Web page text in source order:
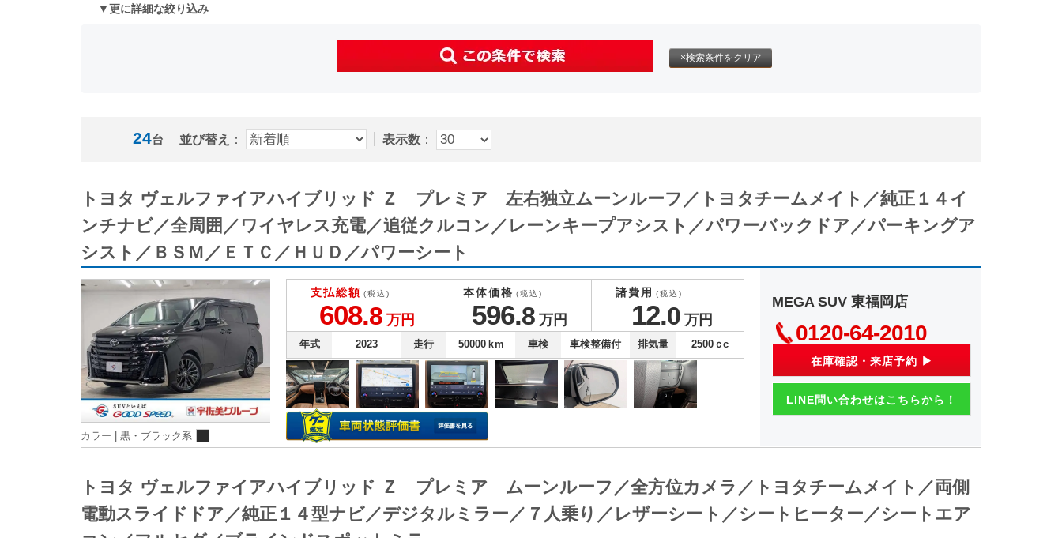
▼更に詳細な絞り込み
×検索条件をクリア
24台 並び替え ： 表示数：
トヨタ ヴェルファイアハイブリッド Ｚ プレミア 左右独立ムーンルーフ／トヨタチームメイト／純正１４イ
ンチナビ／全周囲／ワイヤレス充電／追従クルコン／レーンキープアシスト／パワーバックドア／パーキングア
シスト／ＢＳＭ／ＥＴＣ／ＨＵＤ／パワーシート
カラー | 黒・ブラック系
支払総額 (税込)
608.8 万円
本体価格 (税込)
596.8 万円
諸費用 (税込)
12.0 万円
年式 2023 走行 50000ｋm 車検 車検整備付 排気量 2500 ｃc
MEGA SUV 東福岡店
0120-64-2010
在庫確認・来店予約 ▶
LINE問い合わせはこちらから！
トヨタ ヴェルファイアハイブリッド Ｚ プレミア ムーンルーフ／全方位カメラ／トヨタチームメイト／両側
電動スライドドア／純正１４型ナビ／デジタルミラー／７人乗り／レザーシート／シートヒーター／シートエア